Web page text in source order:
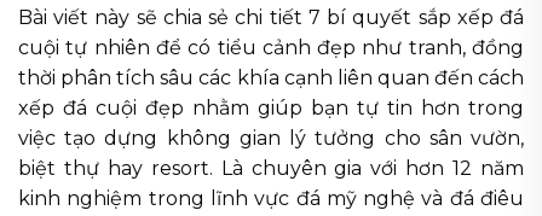
Bài viết này sẽ chia sẻ chi tiết 7 bí quyết sắp xếp đá
cuội tự nhiên để có tiểu cảnh đẹp như tranh, đồng
thời phân tích sâu các khía cạnh liên quan đến cách
xếp đá cuội đẹp nhằm giúp bạn tự tin hơn trong
việc tạo dựng không gian lý tưởng cho sân vườn,
biệt thự hay resort. Là chuyên gia với hơn 12 năm
kinh nghiệm trong lĩnh vực đá mỹ nghệ và đá điêu